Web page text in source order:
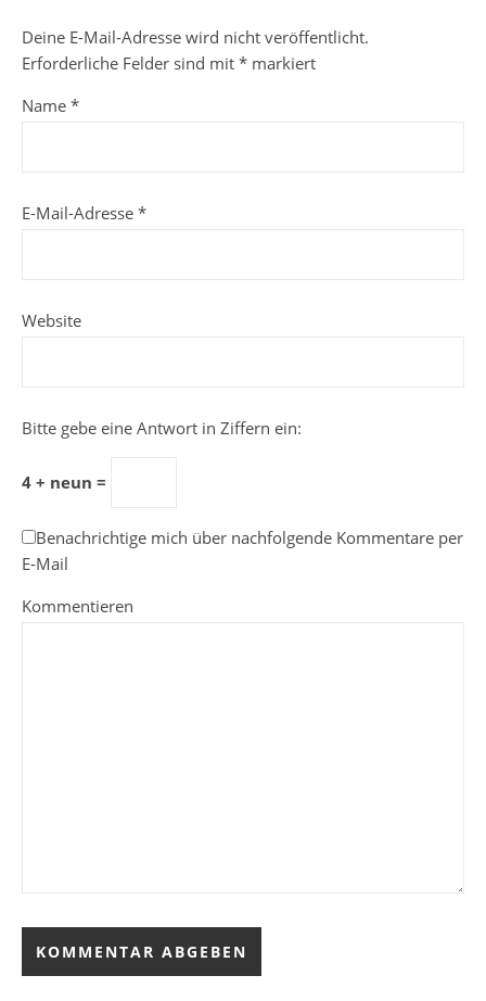
Deine E-Mail-Adresse wird nicht veröffentlicht.
Erforderliche Felder sind mit * markiert
Name *
E-Mail-Adresse *
Website
Bitte gebe eine Antwort in Ziffern ein:
4 + neun =
Benachrichtige mich über nachfolgende Kommentare per
E-Mail
Kommentieren